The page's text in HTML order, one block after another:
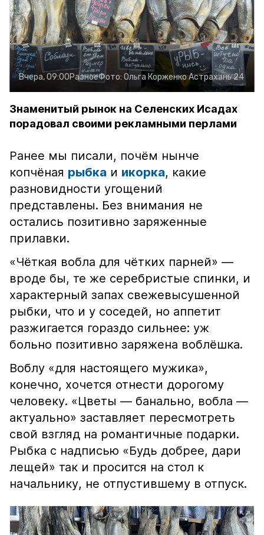
Вчера, 09:00РазноеФото: Ольга КорженкоАстрахань 24
Знаменитый рынок на Селенских Исадах
порадовал своими рекламными перлами
Ранее мы писали, почём нынче
копчёная рыбка и икорка, какие
разновидности угощений
представлены. Без внимания не
остались позитивно заряженные
прилавки.
«Чёткая вобла для чётких парней» —
вроде бы, те же серебристые спинки, и
характерный запах свежевысушенной
рыбки, что и у соседей, но аппетит
разжигается гораздо сильнее: уж
больно позитивно заряжена воблёшка.
Воблу «для настоящего мужика»,
конечно, хочется отнести дорогому
человеку. «Цветы — банально, вобла —
актуально» заставляет пересмотреть
свой взгляд на романтичные подарки.
Рыбка с надписью «Будь добрее, дари
лещей» так и просится на стол к
начальнику, не отпустившему в отпуск.